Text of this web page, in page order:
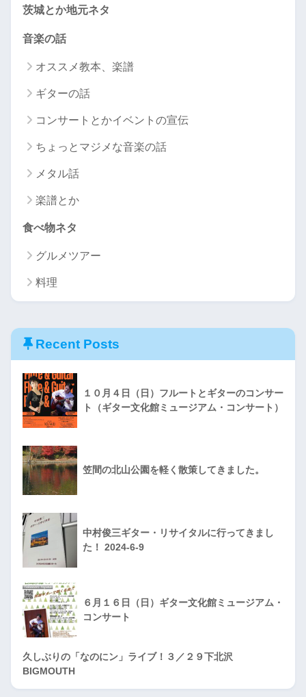
茨城とか地元ネタ
音楽の話
オススメ教本、楽譜
ギターの話
コンサートとかイベントの宣伝
ちょっとマジメな音楽の話
メタル話
楽譜とか
食べ物ネタ
グルメツアー
料理
Recent Posts
１０月４日（日）フルートとギターのコンサー
ト（ギター文化館ミュージアム・コンサート）
笠間の北山公園を軽く散策してきました。
中村俊三ギター・リサイタルに行ってきまし
た！ 2024-6-9
６月１６日（日）ギター文化館ミュージアム・
コンサート
久しぶりの「なのにン」ライブ！３／２９下北沢
BIGMOUTH